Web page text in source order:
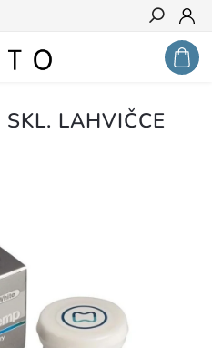
Hledat
LAHVIČCE